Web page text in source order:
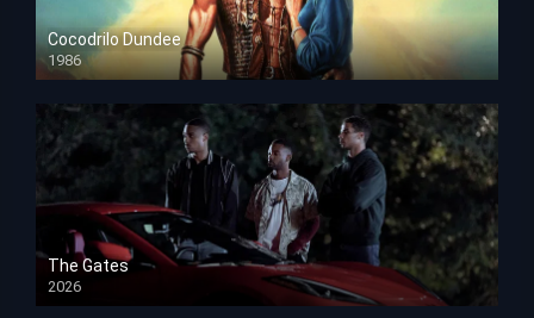
Cocodrilo Dundee
1986
HD 1080p
The Gates
2026
HD 1080p